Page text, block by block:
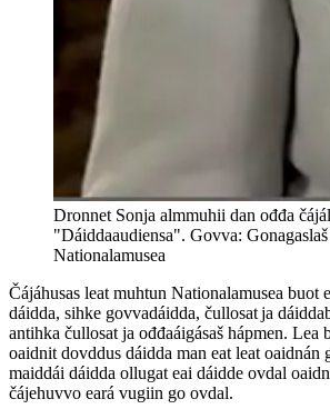
Dronnet Sonja almmuhii dan ođđa
"Dáiddaaudiensa". Govva:
Nationalamusea
Čájáhusas leat muhtun Nationalamusea buot
dáidda, sihke govvadáidda, čullosat ja
antihka čullosat ja ođđaáigásaš hápmen. Lea
oaidnit dovddus dáidda man eat leat oaidnán
maiddái dáidda ollugat eai dáidde ovdal
čájehuvvo eará vugiin go ovdal.